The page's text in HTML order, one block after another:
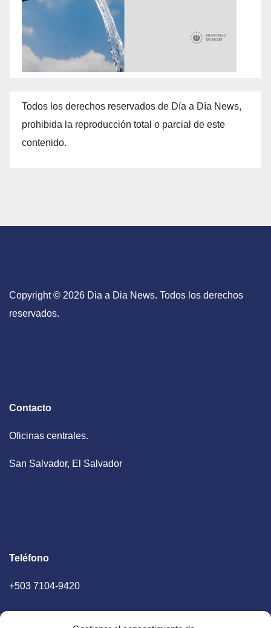
Todos los derechos reservados de Día a Día News,
prohibida la reproducción total o parcial de este
contenido.
Copyright © 2026 Dia a Dia News. Todos los derechos
reservados.
Contacto
Oficinas centrales.
San Salvador, El Salvador
Teléfono
+503 7104-9420